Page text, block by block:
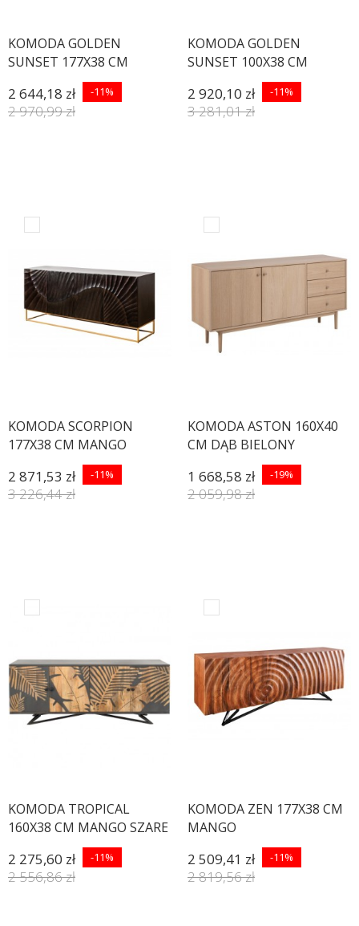
KOMODA GOLDEN
SUNSET 177X38 CM
MANGO TURKUSOWA
2 644,18 zł -11%
2 970,99 zł
KOMODA GOLDEN
SUNSET 100X38 CM
MANGO CZARNA
2 920,10 zł -11%
3 281,01 zł
KOMODA SCORPION
177X38 CM MANGO
2 871,53 zł -11%
3 226,44 zł
KOMODA ASTON 160X40
CM DĄB BIELONY
1 668,58 zł -19%
2 059,98 zł
KOMODA TROPICAL
160X38 CM MANGO SZARE
2 275,60 zł -11%
2 556,86 zł
KOMODA ZEN 177X38 CM
MANGO
2 509,41 zł -11%
2 819,56 zł